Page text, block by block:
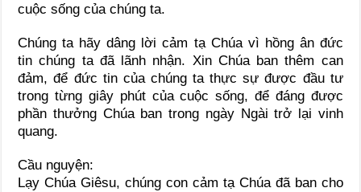
cuộc sống của chúng ta.
Chúng ta hãy dâng lời cảm tạ Chúa vì hồng ân đức
tin chúng ta đã lãnh nhận. Xin Chúa ban thêm can
đảm, để đức tin của chúng ta thực sự được đầu tư
trong từng giây phút của cuộc sống, để đáng được
phần thưởng Chúa ban trong ngày Ngài trở lại vinh
quang.
Cầu nguyện:
Lạy Chúa Giêsu, chúng con cảm tạ Chúa đã ban cho